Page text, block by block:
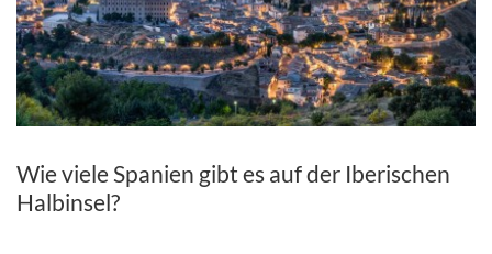
Wie viele Spanien gibt es auf der Iberischen
Halbinsel?